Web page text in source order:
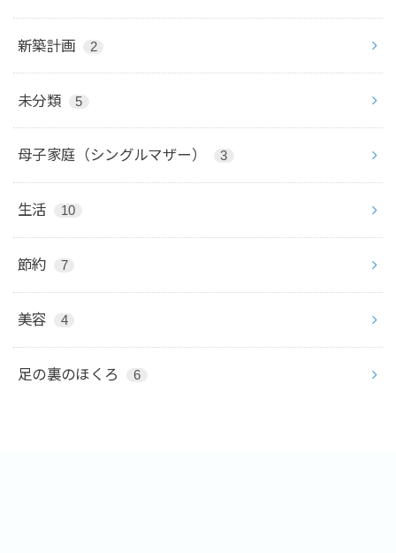
新築計画 2
未分類 5
母子家庭（シングルマザー） 3
生活 10
節約 7
美容 4
足の裏のほくろ 6